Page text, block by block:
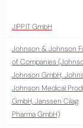
JIPP.IT GmbH
Johnson & Johnson
of Companies
Johnson GmbH,
Johnson Medical
GmbH, Janssen Cilag
Pharma GmbH)